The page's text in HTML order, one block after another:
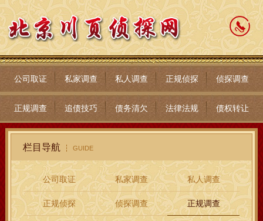
公司取证 私家调查 私人调查 正规侦探 侦探调查
正规调查 追债技巧 债务清欠 法律法规 债权转让
栏目导航 GUIDE
公司取证 私家调查 私人调查
正规侦探 侦探调查 正规调查